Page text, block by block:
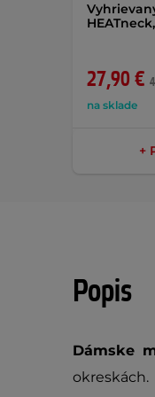
27,90 €
na sklade
+
Popis
Dámske
okreskách.